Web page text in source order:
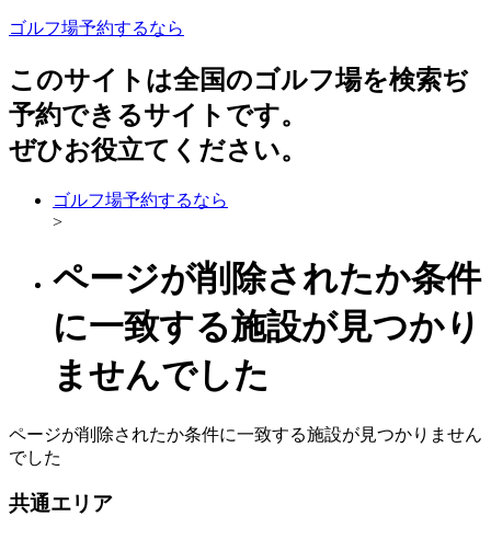
ゴルフ場予約するなら
このサイトは全国のゴルフ場を検索ぢ
予約できるサイトです。
ぜひお役立てください。
ゴルフ場予約するなら
>
ページが削除されたか条件
に一致する施設が見つかり
ませんでした
ページが削除されたか条件に一致する施設が見つかりません
でした
共通エリア